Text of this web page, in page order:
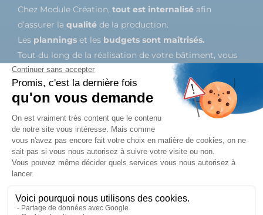
Chez Module Création, tout est internalisé afin
d’assurer la qualité de la production.
Les plannings et les budgets sont maîtrisés.
Tout du long de la réalisation de votre bâtiment, vous
n’aurez qu’un seul interlocuteur
Module Création, c’est une équipe soudée et
expérimentée qui travaille pour vous :
chaque
bâtiment est unique.
NOUS CONTACTER